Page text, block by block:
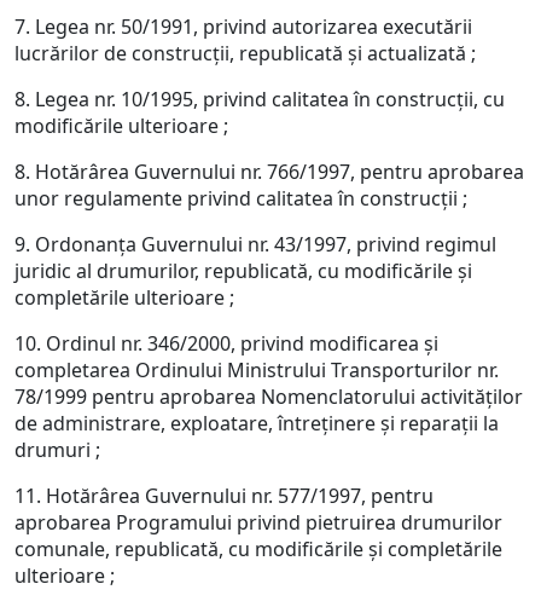
7. Legea nr. 50/1991, privind autorizarea executării
lucrărilor de construcţii, republicată şi actualizată ;
8. Legea nr. 10/1995, privind calitatea în construcţii, cu
modificările ulterioare ;
8. Hotărârea Guvernului nr. 766/1997, pentru aprobarea
unor regulamente privind calitatea în construcţii ;
9. Ordonanţa Guvernului nr. 43/1997, privind regimul
juridic al drumurilor, republicată, cu modificările şi
completările ulterioare ;
10. Ordinul nr. 346/2000, privind modificarea şi
completarea Ordinului Ministrului Transporturilor nr.
78/1999 pentru aprobarea Nomenclatorului activităţilor
de administrare, exploatare, întreţinere şi reparaţii la
drumuri ;
11. Hotărârea Guvernului nr. 577/1997, pentru
aprobarea Programului privind pietruirea drumurilor
comunale, republicată, cu modificările şi completările
ulterioare ;